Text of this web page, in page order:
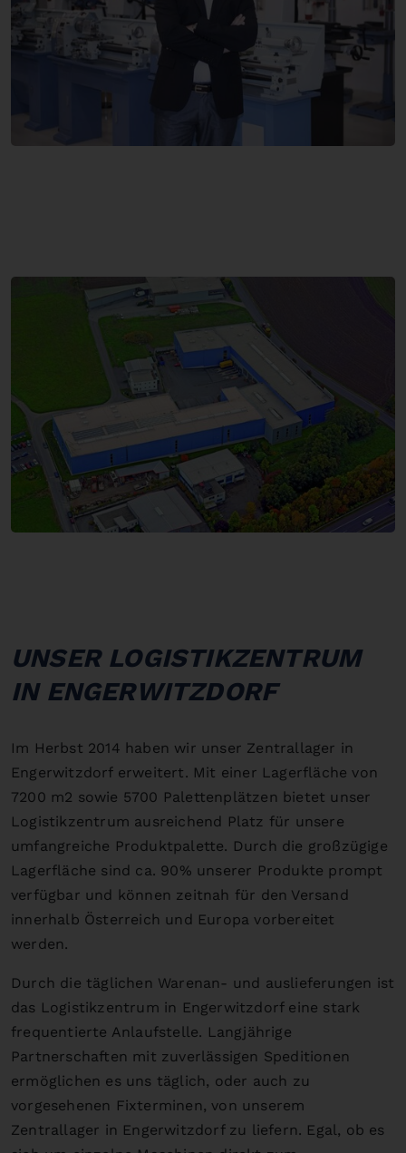
UNSER LOGISTIKZENTRUM
IN ENGERWITZDORF
Im Herbst 2014 haben wir unser Zentrallager in
Engerwitzdorf erweitert. Mit einer Lagerfläche von
7200 m2 sowie 5700 Palettenplätzen bietet unser
Logistikzentrum ausreichend Platz für unsere
umfangreiche Produktpalette. Durch die großzügige
Lagerfläche sind ca. 90% unserer Produkte prompt
verfügbar und können zeitnah für den Versand
innerhalb Österreich und Europa vorbereitet
werden.
Durch die täglichen Warenan- und auslieferungen ist
das Logistikzentrum in Engerwitzdorf eine stark
frequentierte Anlaufstelle. Langjährige
Partnerschaften mit zuverlässigen Speditionen
ermöglichen es uns täglich, oder auch zu
vorgesehenen Fixterminen, von unserem
Zentrallager in Engerwitzdorf zu liefern. Egal, ob es